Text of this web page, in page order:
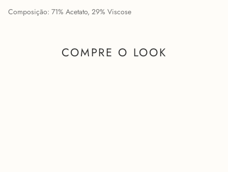
Composição: 71% Acetato, 29% Viscose
COMPRE O LOOK